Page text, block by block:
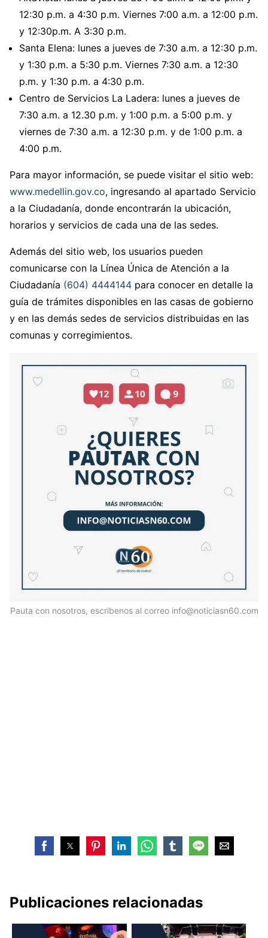
12:30 p.m. a 4:30 p.m. Viernes 7:00 a.m. a 12:00 p.m.
y 12:30p.m. A 3:30 p.m.
Santa Elena: lunes a jueves de 7:30 a.m. a 12:30 p.m.
y 1:30 p.m. a 5:30 p.m. Viernes 7:30 a.m. a 12:30
p.m. y 1:30 p.m. a 4:30 p.m.
Centro de Servicios La Ladera: lunes a jueves de
7:30 a.m. a 12.30 p.m. y 1:00 p.m. a 5:00 p.m. y
viernes de 7:30 a.m. a 12:30 p.m. y de 1:00 p.m. a
4:00 p.m.
Para mayor información, se puede visitar el sitio web:
www.medellin.gov.co, ingresando al apartado Servicio
a la Ciudadanía, donde encontrarán la ubicación,
horarios y servicios de cada una de las sedes.
Además del sitio web, los usuarios pueden
comunicarse con la Línea Única de Atención a la
Ciudadanía (604) 4444144 para conocer en detalle la
guía de trámites disponibles en las casas de gobierno
y en las demás sedes de servicios distribuidas en las
comunas y corregimientos.
Pauta con nosotros, escribenos al correo info@noticiasn60.com
Publicaciones relacionadas